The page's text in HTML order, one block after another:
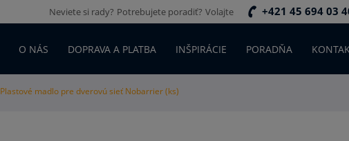
Neviete si rady? Potrebujete poradiť? Volajte +421 45 694 03
O NÁS DOPRAVA A PLATBA INŠPIRÁCIE PORADŇA
Plastové madlo pre dverovú sieť Nobarrier (ks)